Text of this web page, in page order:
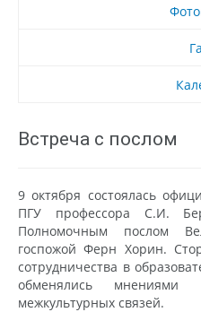
Встреча с послом
9 октября состоялась
ПГУ профессора С.И.
Полномочным послом
госпожой Ферн Хорин.
сотрудничества в
обменялись мнениями
межкультурных связей.